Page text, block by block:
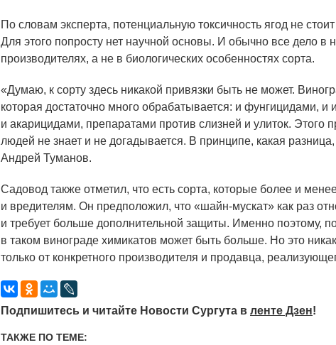
По словам эксперта, потенциальную токсичность ягод не
Для этого попросту нет научной основы. И обычно все дело в
производителях, а не в биологических особенностях сорта.
«Думаю, к сорту здесь никакой привязки быть не может.
которая достаточно много обрабатывается: и фунгицидами, и
и акарицидами, препаратами против слизней и улиток. Этого
людей не знает и не догадывается. В принципе, какая
Андрей Туманов.
Садовод также отметил, что есть сорта, которые более и
и вредителям. Он предположил, что «шайн-мускат» как раз
и требует больше дополнительной защиты. Именно поэтому,
в таком винограде химикатов может быть больше. Но это
только от конкретного производителя и продавца,
Подпишитесь и читайте Новости Сургута в ленте Дзен!
ТАКЖЕ ПО ТЕМЕ: